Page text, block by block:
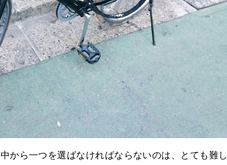
から一つを選ばなければならないのは、とても難し